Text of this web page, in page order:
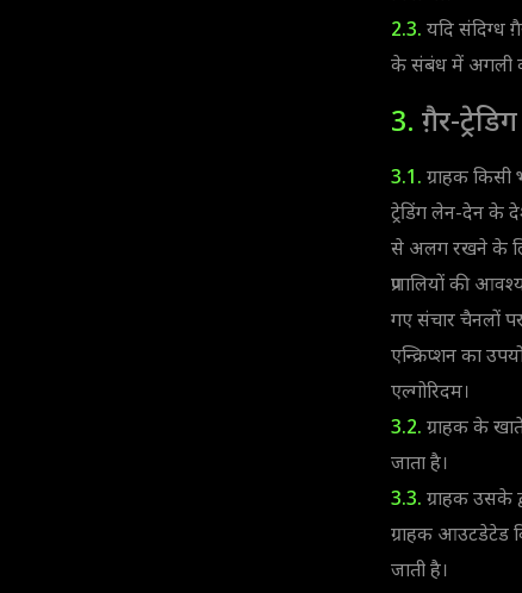
2.3. यदि संदिग्ध
के संबंध में अगली
3. ग़ैर-
3.1. ग्राहक
ट्रेडिंग लेन-देन के
से अलग रखने के
प्रणालियों की
गए संचार चैनलों
एन्क्रिप्शन का
एल्गोरिदम।
3.2. ग्राहक के
जाता है।
3.3. ग्राहक उसके
ग्राहक आउटडेटेड
जाती है।